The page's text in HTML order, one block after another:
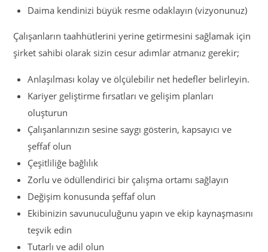
Daima kendinizi büyük resme odaklayın (vizyonunuz)
Çalışanların taahhütlerini yerine getirmesini sağlamak için
şirket sahibi olarak sizin cesur adımlar atmanız gerekir;
Anlaşılması kolay ve ölçülebilir net hedefler belirleyin.
Kariyer geliştirme fırsatları ve gelişim planları
oluşturun
Çalışanlarınızın sesine saygı gösterin, kapsayıcı ve
şeffaf olun
Çeşitliliğe bağlılık
Zorlu ve ödüllendirici bir çalışma ortamı sağlayın
Değişim konusunda şeffaf olun
Ekibinizin savunuculuğunu yapın ve ekip kaynaşmasını
teşvik edin
Tutarlı ve adil olun